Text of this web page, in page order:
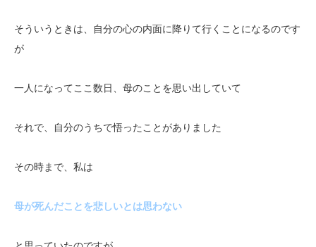
そういうときは、自分の心の内面に降りて行くことになるのです
が
一人になってここ数日、母のことを思い出していて
それで、自分のうちで悟ったことがありました
その時まで、私は
母が死んだことを悲しいとは思わない